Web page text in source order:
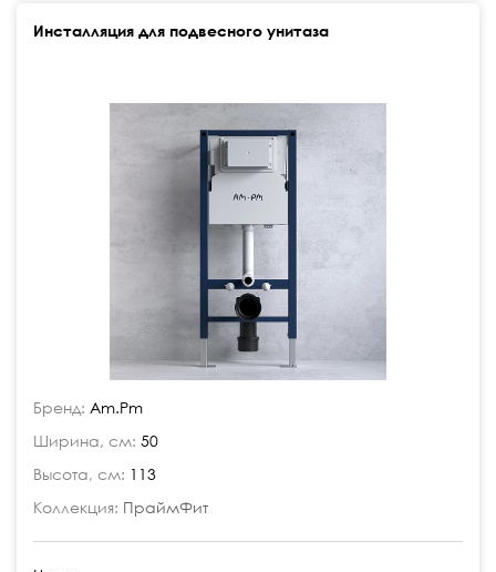
Инсталляция для подвесного унитаза
Бренд: Am.Pm
Ширина, см: 50
Высота, см: 113
Коллекция: ПраймФит